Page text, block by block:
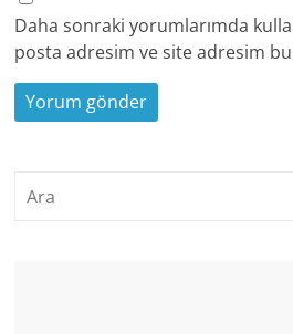
Daha sonraki yorumlarımda
posta adresim ve site adresim bu